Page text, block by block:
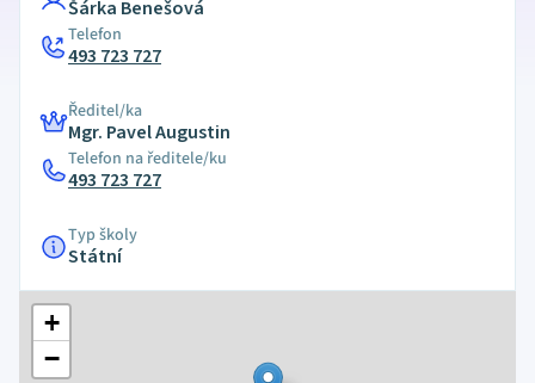
Šárka Benešová
Telefon
493 723 727
Ředitel/ka
Mgr. Pavel Augustin
Telefon na ředitele/ku
493 723 727
Typ školy
Státní
+
−